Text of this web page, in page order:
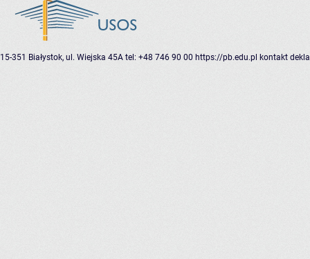
15-351 Białystok, ul. Wiejska 45A tel: +48 746 90 00 https://pb.edu.pl kontakt